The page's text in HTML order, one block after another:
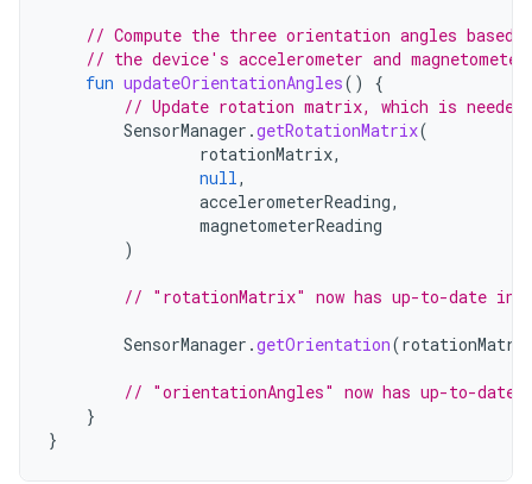
// Compute the three orientation angles based
// the device's accelerometer and
fun updateOrientationAngles()
{
// Update rotation matrix, which is
SensorManager .getRotationMatrix(
rotationMatrix,
null,
accelerometerReading,
magnetometerReading
)
// "rotationMatrix" now has up-to-date
SensorManager .getOrientation(
// "orientationAngles" now has up-to-date
}
}